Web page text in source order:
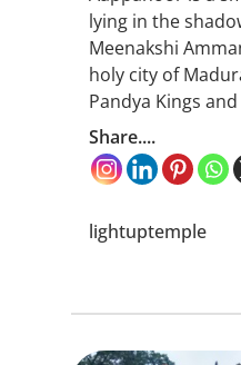
lying in the
Meenakshi
holy city of
Pandya Kings
Share....
lightuptemple